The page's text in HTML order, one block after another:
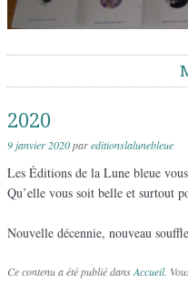
2020
9 janvier 2020pareditionslalunebleue
Les Éditions de la Lune bleue
Qu’elle vous soit belle et surtout
Nouvelle décennie, nouveau
Ce contenu a été publié dansAccueil.